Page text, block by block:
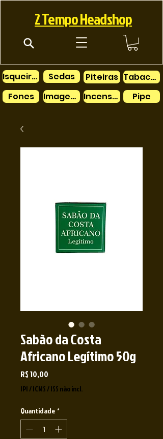
2 Tempo Headshop
Isqueiros
Fones
Sedas
Imagens
Piteiras
Tabacos
Incensos
Pipe
Sabão da Costa
Africano Legítimo 50g
R$ 10,00
IPI / ICMS / ISS não incl.
Quantidade *